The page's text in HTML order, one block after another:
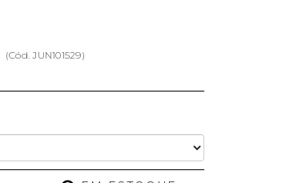
(Cód.JUN101529)